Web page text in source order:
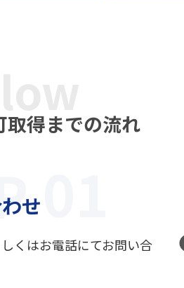
取得までの流れ
せ
くはお電話にてお問い合